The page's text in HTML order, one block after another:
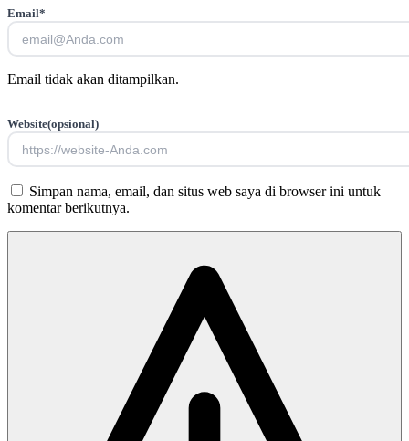
Email*
Email tidak akan ditampilkan.
Website(opsional)
Simpan nama, email, dan situs web saya di browser ini untuk
komentar berikutnya.